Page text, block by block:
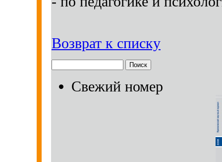
Возврат к списку
Свежий номер